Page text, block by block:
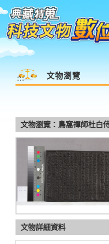
跳到主要內容區塊
::: 文物瀏覽
文物瀏覽：鳥窩禪師杜白
文物詳細資料